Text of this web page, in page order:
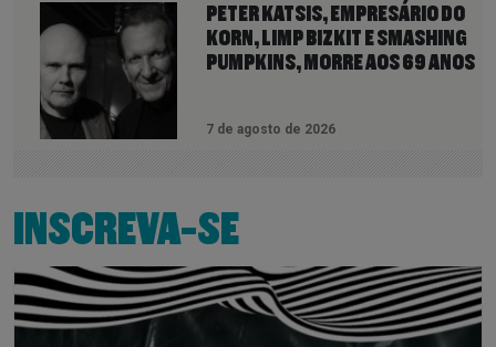
PETER KATSIS, EMPRESÁRIO DO
KORN, LIMP BIZKIT E SMASHING
PUMPKINS, MORRE AOS 69 ANOS
7 de agosto de 2026
INSCREVA-SE